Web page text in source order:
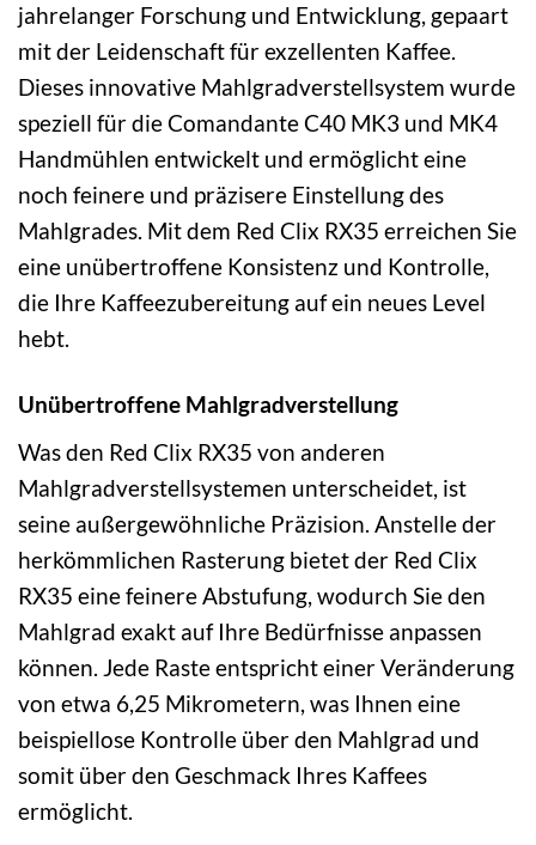
jahrelanger Forschung und Entwicklung, gepaart
mit der Leidenschaft für exzellenten Kaffee.
Dieses innovative Mahlgradverstellsystem wurde
speziell für die Comandante C40 MK3 und MK4
Handmühlen entwickelt und ermöglicht eine
noch feinere und präzisere Einstellung des
Mahlgrades. Mit dem Red Clix RX35 erreichen Sie
eine unübertroffene Konsistenz und Kontrolle,
die Ihre Kaffeezubereitung auf ein neues Level
hebt.
Unübertroffene Mahlgradverstellung
Was den Red Clix RX35 von anderen
Mahlgradverstellsystemen unterscheidet, ist
seine außergewöhnliche Präzision. Anstelle der
herkömmlichen Rasterung bietet der Red Clix
RX35 eine feinere Abstufung, wodurch Sie den
Mahlgrad exakt auf Ihre Bedürfnisse anpassen
können. Jede Raste entspricht einer Veränderung
von etwa 6,25 Mikrometern, was Ihnen eine
beispiellose Kontrolle über den Mahlgrad und
somit über den Geschmack Ihres Kaffees
ermöglicht.